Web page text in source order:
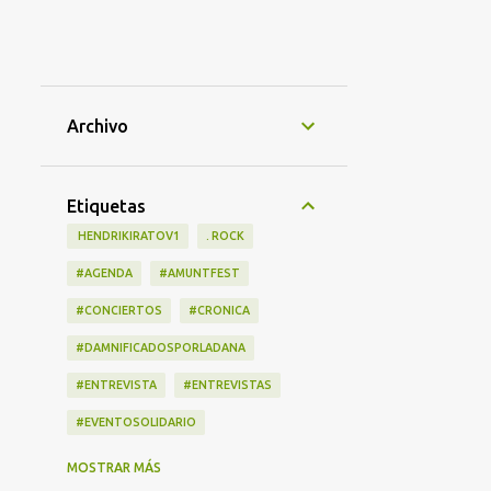
Archivo
Etiquetas
‎ HENDRIKIRATOV1 . ROCK
#AGENDA #AMUNTFEST
#CONCIERTOS #CRONICA
#DAMNIFICADOSPORLADANA
#ENTREVISTA #ENTREVISTAS
#EVENTOSOLIDARIO
#LANZAMIENTOS
MOSTRAR MÁS